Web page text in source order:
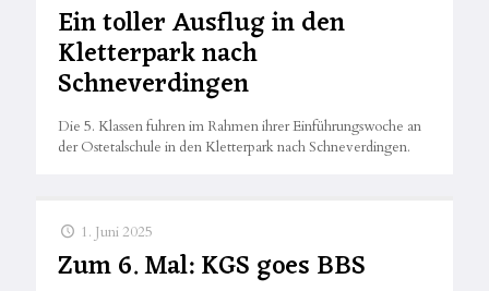
Ein toller Ausflug in den
Kletterpark nach
Schneverdingen
Die 5. Klassen fuhren im Rahmen ihrer Einführungswoche an
der Ostetalschule in den Kletterpark nach Schneverdingen.
1. Juni 2025
Zum 6. Mal: KGS goes BBS